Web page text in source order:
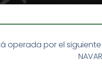
operada por el siguiente